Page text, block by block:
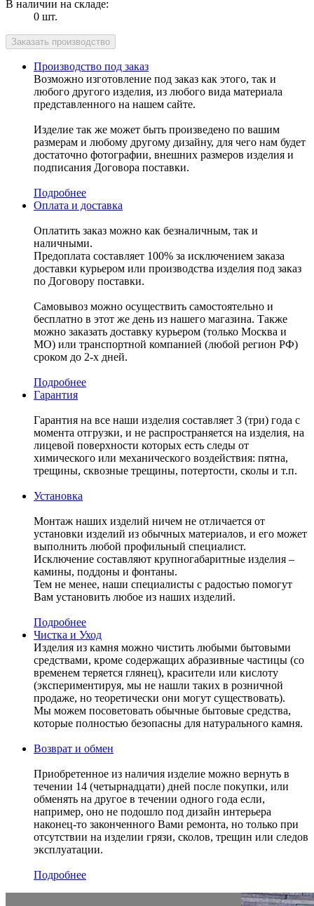
В наличии на складе:
0 шт.
Производство под заказ
Возможно изготовление под заказ как этого, так и
любого другого изделия, из любого вида материала
представленного на нашем сайте.
Изделие так же может быть произведено по вашим
размерам и любому другому дизайну, для чего нам будет
достаточно фотографии, внешних размеров изделия и
подписания Договора поставки.
Подробнее
Оплата и доставка
Оплатить заказ можно как безналичным, так и
наличными.
Предоплата составляет 100% за исключением заказа
доставки курьером или производства изделия под заказ
по Договору поставки.
Самовывоз можно осуществить самостоятельно и
бесплатно в этот же день из нашего магазина. Также
можно заказать доставку курьером (только Москва и
МО) или транспортной компанией (любой регион РФ)
сроком до 2-х дней.
Подробнее
Гарантия
Гарантия на все наши изделия составляет 3 (три) года с
момента отгрузки, и не распространяется на изделия, на
лицевой поверхности которых есть следы от
химического или механического воздействия: пятна,
трещины, сквозные трещины, потертости, сколы и т.п.
Установка
Монтаж наших изделий ничем не отличается от
установки изделий из обычных материалов, и его может
выполнить любой профильный специалист.
Исключение составляют крупногабаритные изделия –
камины, поддоны и фонтаны.
Тем не менее, наши специалисты с радостью помогут
Вам установить любое из наших изделий.
Подробнее
Чистка и Уход
Изделия из камня можно чистить любыми бытовыми
средствами, кроме содержащих абразивные частицы (со
временем теряется глянец), красители или кислоту
(экспериментируя, мы не нашли таких в розничной
продаже, но теоретически они могут существовать).
Мы можем посоветовать обычные бытовые средства,
которые полностью безопасны для натурального камня.
Возврат и обмен
Приобретенное из наличия изделие можно вернуть в
течении 14 (четырнадцати) дней после покупки, или
обменять на другое в течении одного года если,
например, оно не подошло под дизайн интерьера
наконец-то законченного Вами ремонта, но только при
отсутствии на изделии грязи, сколов, трещин или следов
эксплуатации.
Подробнее